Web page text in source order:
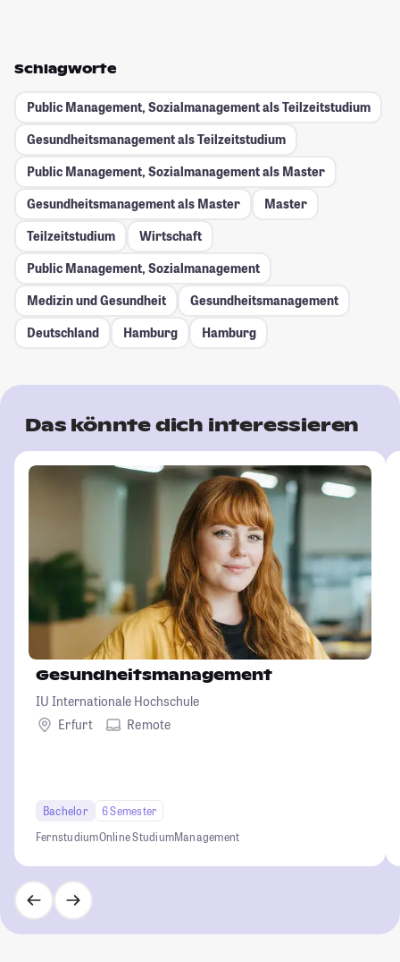
Schlagworte
Public Management, Sozialmanagement als Teilzeitstudium
Gesundheitsmanagement als Teilzeitstudium
Public Management, Sozialmanagement als Master
Gesundheitsmanagement als Master
Master
Teilzeitstudium
Wirtschaft
Public Management, Sozialmanagement
Medizin und Gesundheit
Gesundheitsmanagement
Deutschland
Hamburg Hamburg
Das könnte dich interessieren
Gesundheitsmanagement
IU Internationale Hochschule
Erfurt
Remote
Bachelor
6 Semester
FernstudiumOnline StudiumManagement